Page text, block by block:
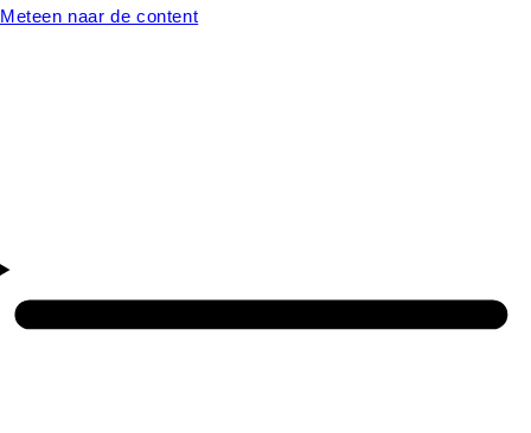
Meteen naar de content